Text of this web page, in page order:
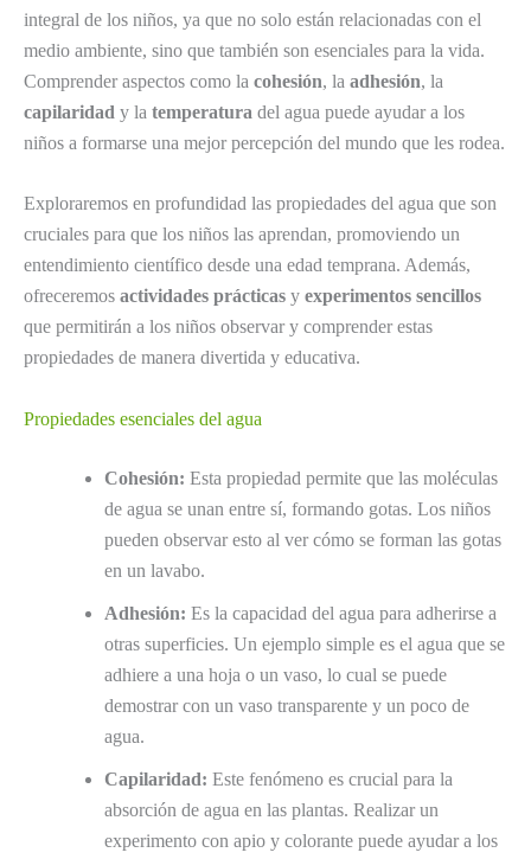
integral de los niños, ya que no solo están relacionadas con el
medio ambiente, sino que también son esenciales para la vida.
Comprender aspectos como la cohesión, la adhesión, la
capilaridad y la temperatura del agua puede ayudar a los
niños a formarse una mejor percepción del mundo que les rodea.
Exploraremos en profundidad las propiedades del agua que son
cruciales para que los niños las aprendan, promoviendo un
entendimiento científico desde una edad temprana. Además,
ofreceremos actividades prácticas y experimentos sencillos
que permitirán a los niños observar y comprender estas
propiedades de manera divertida y educativa.
Propiedades esenciales del agua
Cohesión: Esta propiedad permite que las moléculas
de agua se unan entre sí, formando gotas. Los niños
pueden observar esto al ver cómo se forman las gotas
en un lavabo.
Adhesión: Es la capacidad del agua para adherirse a
otras superficies. Un ejemplo simple es el agua que se
adhiere a una hoja o un vaso, lo cual se puede
demostrar con un vaso transparente y un poco de
agua.
Capilaridad: Este fenómeno es crucial para la
absorción de agua en las plantas. Realizar un
experimento con apio y colorante puede ayudar a los